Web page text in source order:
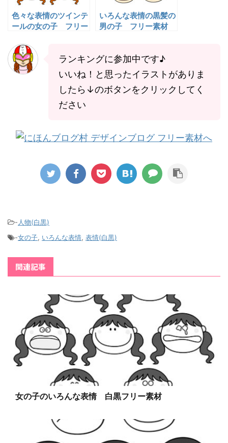
色々な表情のツインテ
ールの女の子 フリー
いろんな表情の黒髪の
男の子 フリー素材
ランキングに参加中です♪
いいね！と思ったイラストがありま
したら↓のボタンをクリックしてく
ださい
- 人物(白黒)
-女の子, いろんな表情, 表情(白黒)
関連記事
女の子のいろんな表情 白黒フリー素材